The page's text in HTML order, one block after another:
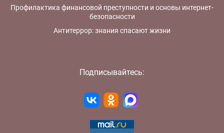
Профилактика финансовой преступности и основы интернет-
безопасности
Антитеррор: знания спасают жизни
Подписывайтесь: